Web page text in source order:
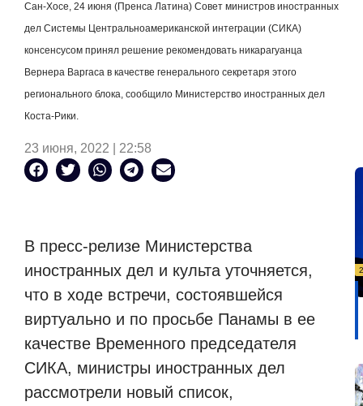
Сан-Хосе, 24 июня (Пренса Латина) Совет министров иностранных
дел Системы Центральноамериканской интеграции (СИКА)
консенсусом принял решение рекомендовать никарагуанца
Вернера Варгаса в качестве генерального секретаря этого
регионального блока, сообщило Министерство иностранных дел
Коста-Рики.
23 июня, 2022 | 22:58
В пресс-релизе Министерства
иностранных дел и культа уточняется,
что в ходе встречи, состоявшейся
виртуально и по просьбе Панамы в ее
качестве Временного председателя
СИКА, министры иностранных дел
рассмотрели новый список,